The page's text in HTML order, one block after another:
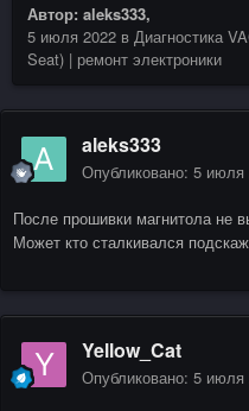
Автор: aleks333,
5 июля 2022 в Диагностика
Seat) | ремонт электроники
aleks333
Опубликовано: 5 июля
После прошивки магнитола не
Может кто сталкивался
Yellow_Cat
Опубликовано: 5 июля